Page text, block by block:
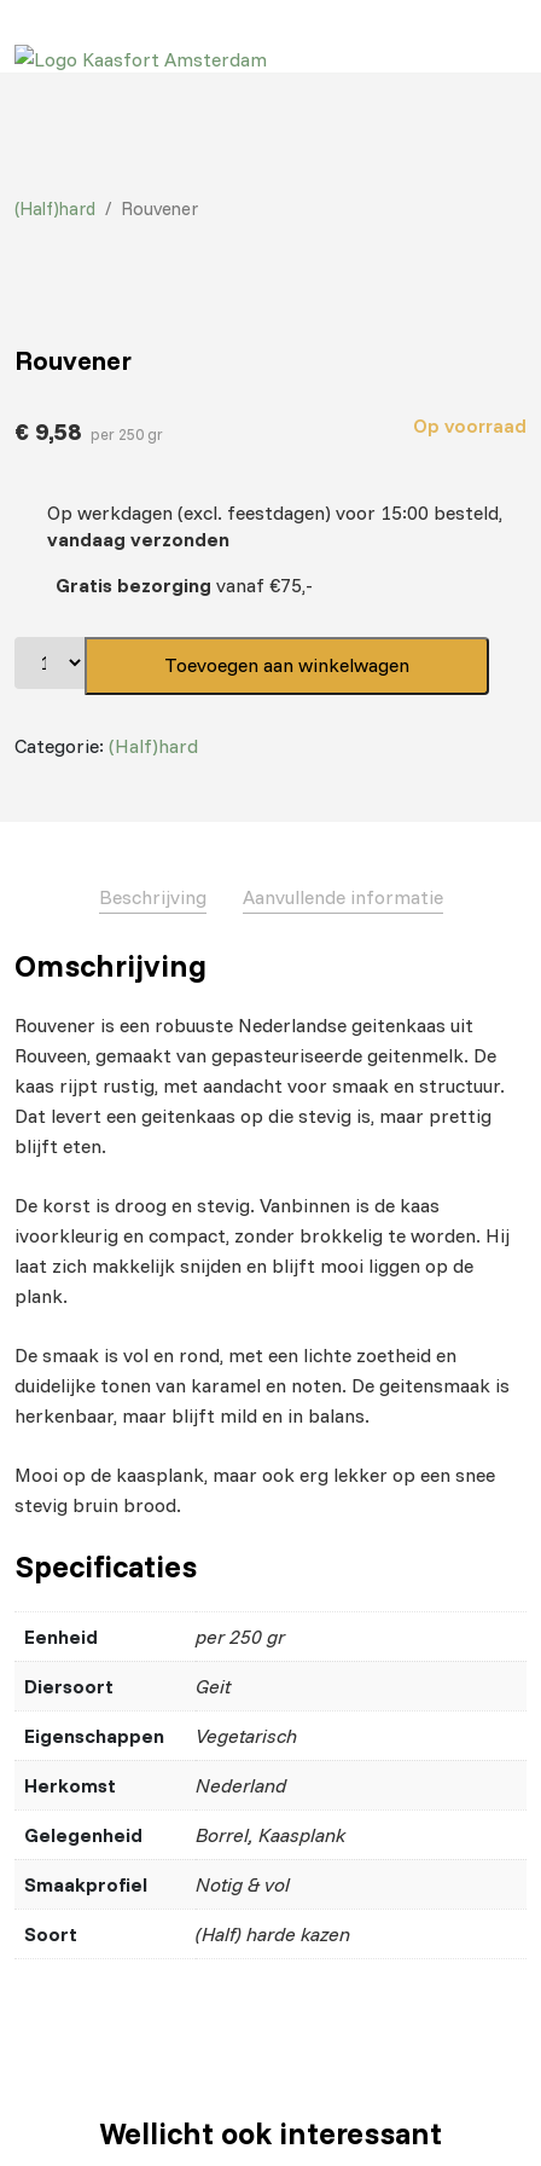
(Half)hard / Rouvener
Rouvener
€ 9,58 per 250 gr Op voorraad
Op werkdagen (excl. feestdagen) voor 15:00 besteld,
vandaag verzonden
Gratis bezorging vanaf €75,-
Toevoegen aan winkelwagen
Categorie: (Half)hard
Beschrijving Aanvullende informatie
Omschrijving
Rouvener is een robuuste Nederlandse geitenkaas uit
Rouveen, gemaakt van gepasteuriseerde geitenmelk. De
kaas rijpt rustig, met aandacht voor smaak en structuur.
Dat levert een geitenkaas op die stevig is, maar prettig
blijft eten.
De korst is droog en stevig. Vanbinnen is de kaas
ivoorkleurig en compact, zonder brokkelig te worden. Hij
laat zich makkelijk snijden en blijft mooi liggen op de
plank.
De smaak is vol en rond, met een lichte zoetheid en
duidelijke tonen van karamel en noten. De geitensmaak is
herkenbaar, maar blijft mild en in balans.
Mooi op de kaasplank, maar ook erg lekker op een snee
stevig bruin brood.
Specificaties
Eenheid per 250 gr
Diersoort Geit
Eigenschappen Vegetarisch
Herkomst Nederland
Gelegenheid Borrel, Kaasplank
Smaakprofiel Notig & vol
Soort (Half) harde kazen
Wellicht ook interessant